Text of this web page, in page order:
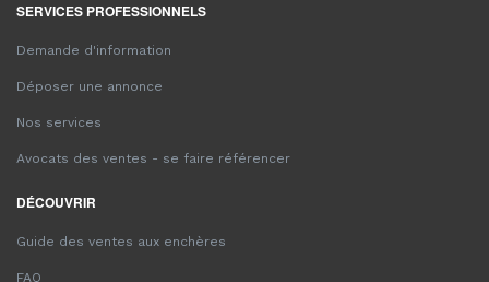
SERVICES PROFESSIONNELS
Demande d'information
Déposer une annonce
Nos services
Avocats des ventes - se faire référencer
DÉCOUVRIR
Guide des ventes aux enchères
FAQ